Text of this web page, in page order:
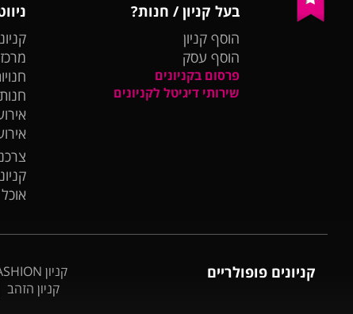
בעל קניון / חנות?
הוסף קניון
הוסף עסק
פרסום בקניונים
שירותי דיגיטל לקניונים
חנות
קניונים פופולריים קניון BIG FASHION אשדוד
קניון הזהב